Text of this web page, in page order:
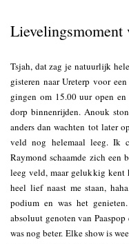
Lievelingsmoment
Tsjah, dat zag je natuurlijk
gisteren naar Ureterp voor
gingen om 15.00 uur open
dorp binnenrijden. Anouk
anders dan wachten tot later
veld nog helemaal leeg. Ik
Raymond schaamde zich een
leeg veld, maar gelukkig kent
heel lief naast me staan,
podium en was het
absoluut genoten van
was nog beter. Elke show is